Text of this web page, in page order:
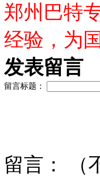
郑州巴特
经验，为
发表留言
留言标题：
留言： （